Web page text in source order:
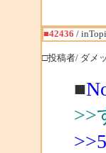
■42436 /
□投稿者/ ダメ
■
>>